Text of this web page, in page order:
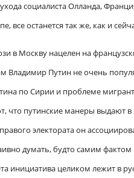
социалиста Олланда,
все останется так же, как и
в Москву нацелен на
Владимир Путин не очень
по Сирии и проблеме
что путинские манеры выдают
электората он
думать, будто самим
инициатива целиком лежит в